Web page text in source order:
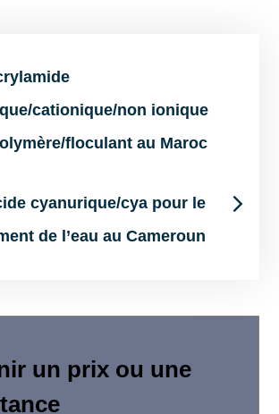
cationique/non ionique
floculant au Maroc
cyanurique/cya pour le
de l’eau au Cameroun
un prix ou une